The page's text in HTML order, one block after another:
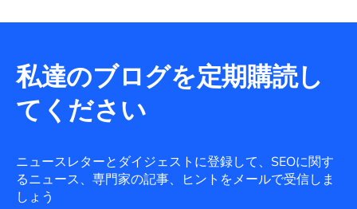
私達のブログを定期購読し
てください
ニュースレターとダイジェストに登録して、SEOに関す
るニュース、専門家の記事、ヒントをメールで受信しま
しょう